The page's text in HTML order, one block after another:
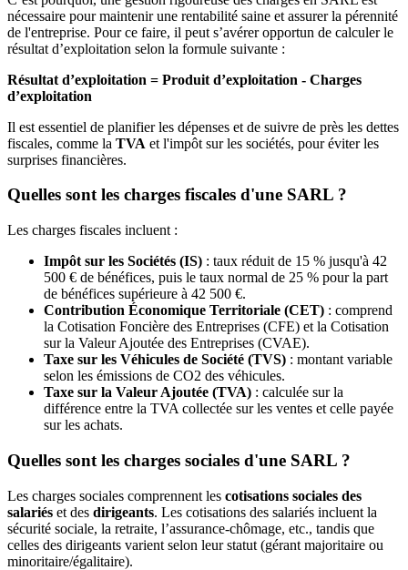
nécessaire pour maintenir une rentabilité saine et assurer la pérennité
de l'entreprise. Pour ce faire, il peut s’avérer opportun de calculer le
résultat d’exploitation selon la formule suivante :
Résultat d’exploitation = Produit d’exploitation - Charges
d’exploitation
Il est essentiel de planifier les dépenses et de suivre de près les dettes
fiscales, comme la TVA et l'impôt sur les sociétés, pour éviter les
surprises financières.
Quelles sont les charges fiscales d'une SARL ?
Les charges fiscales incluent :
Impôt sur les Sociétés (IS) : taux réduit de 15 % jusqu'à 42
500 € de bénéfices, puis le taux normal de 25 % pour la part
de bénéfices supérieure à 42 500 €.
Contribution Économique Territoriale (CET) : comprend
la Cotisation Foncière des Entreprises (CFE) et la Cotisation
sur la Valeur Ajoutée des Entreprises (CVAE).
Taxe sur les Véhicules de Société (TVS) : montant variable
selon les émissions de CO2 des véhicules.
Taxe sur la Valeur Ajoutée (TVA) : calculée sur la
différence entre la TVA collectée sur les ventes et celle payée
sur les achats.
Quelles sont les charges sociales d'une SARL ?
Les charges sociales comprennent les cotisations sociales des
salariés et des dirigeants. Les cotisations des salariés incluent la
sécurité sociale, la retraite, l’assurance-chômage, etc., tandis que
celles des dirigeants varient selon leur statut (gérant majoritaire ou
minoritaire/égalitaire).